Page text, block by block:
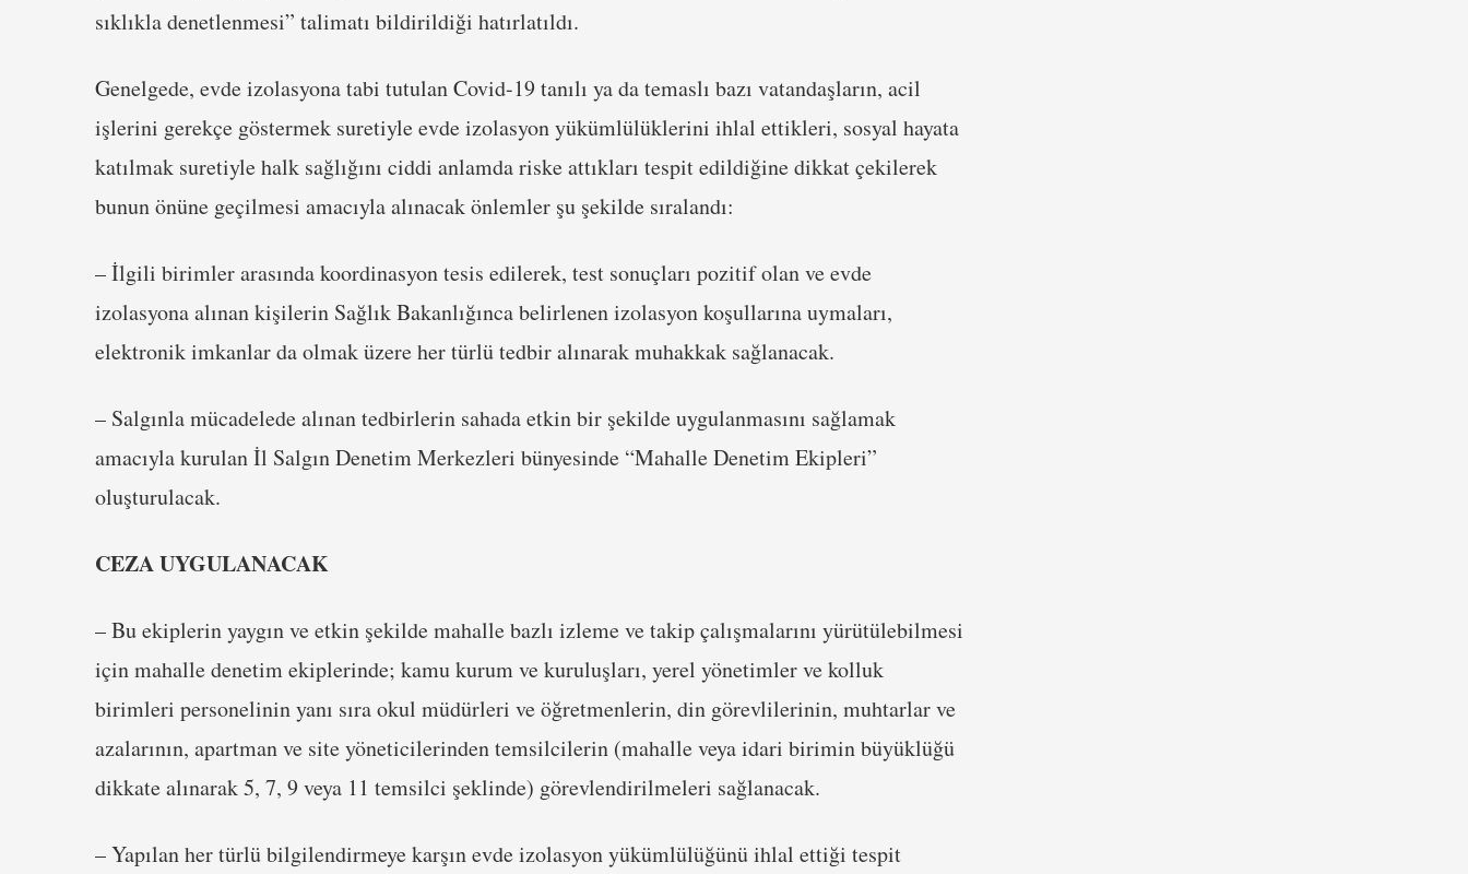
sıklıkla denetlenmesi” talimatı bildirildiği hatırlatıldı.
Genelgede, evde izolasyona tabi tutulan Covid-19 tanılı ya da temaslı bazı vatandaşların, acil
işlerini gerekçe göstermek suretiyle evde izolasyon yükümlülüklerini ihlal ettikleri, sosyal hayata
katılmak suretiyle halk sağlığını ciddi anlamda riske attıkları tespit edildiğine dikkat çekilerek
bunun önüne geçilmesi amacıyla alınacak önlemler şu şekilde sıralandı:
– İlgili birimler arasında koordinasyon tesis edilerek, test sonuçları pozitif olan ve evde
izolasyona alınan kişilerin Sağlık Bakanlığınca belirlenen izolasyon koşullarına uymaları,
elektronik imkanlar da olmak üzere her türlü tedbir alınarak muhakkak sağlanacak.
– Salgınla mücadelede alınan tedbirlerin sahada etkin bir şekilde uygulanmasını sağlamak
amacıyla kurulan İl Salgın Denetim Merkezleri bünyesinde “Mahalle Denetim Ekipleri”
oluşturulacak.
CEZA UYGULANACAK
– Bu ekiplerin yaygın ve etkin şekilde mahalle bazlı izleme ve takip çalışmalarını yürütülebilmesi
için mahalle denetim ekiplerinde; kamu kurum ve kuruluşları, yerel yönetimler ve kolluk
birimleri personelinin yanı sıra okul müdürleri ve öğretmenlerin, din görevlilerinin, muhtarlar ve
azalarının, apartman ve site yöneticilerinden temsilcilerin (mahalle veya idari birimin büyüklüğü
dikkate alınarak 5, 7, 9 veya 11 temsilci şeklinde) görevlendirilmeleri sağlanacak.
– Yapılan her türlü bilgilendirmeye karşın evde izolasyon yükümlülüğünü ihlal ettiği tespit